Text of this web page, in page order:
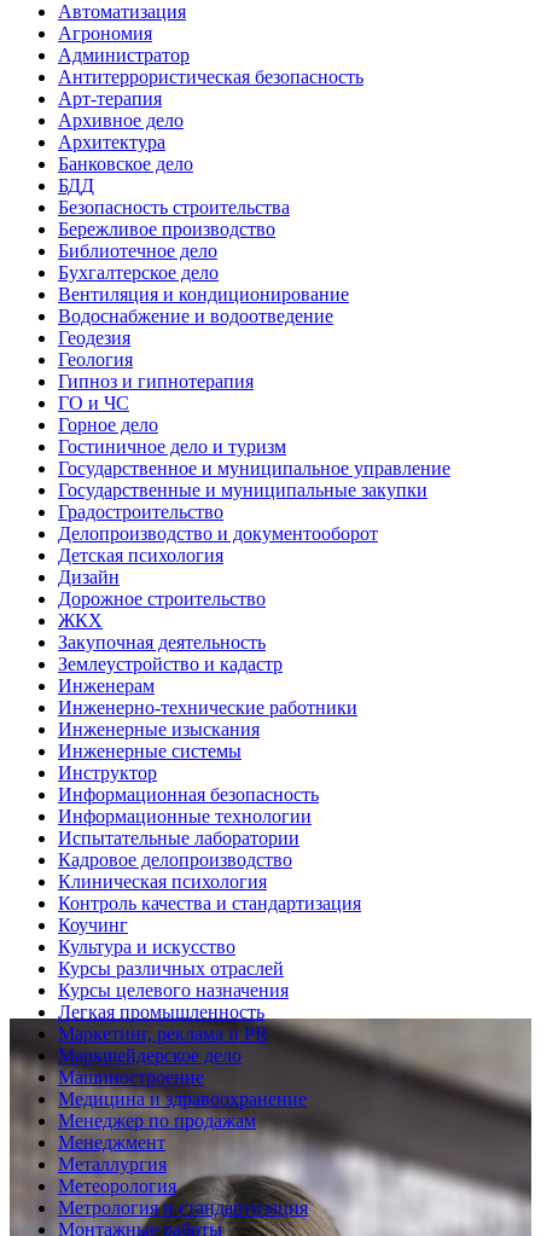
Автоматизация
Агрономия
Администратор
Антитеррористическая безопасность
Арт-терапия
Архивное дело
Архитектура
Банковское дело
БДД
Безопасность строительства
Бережливое производство
Библиотечное дело
Бухгалтерское дело
Вентиляция и кондиционирование
Водоснабжение и водоотведение
Геодезия
Геология
Гипноз и гипнотерапия
ГО и ЧС
Горное дело
Гостиничное дело и туризм
Государственное и муниципальное управление
Государственные и муниципальные закупки
Градостроительство
Делопроизводство и документооборот
Детская психология
Дизайн
Дорожное строительство
ЖКХ
Закупочная деятельность
Землеустройство и кадастр
Инженерам
Инженерно-технические работники
Инженерные изыскания
Инженерные системы
Инструктор
Информационная безопасность
Информационные технологии
Испытательные лаборатории
Кадровое делопроизводство
Клиническая психология
Контроль качества и стандартизация
Коучинг
Культура и искусство
Курсы различных отраслей
Курсы целевого назначения
Легкая промышленность
Маркетинг, реклама и PR
Маркшейдерское дело
Машиностроение
Медицина и здравоохранение
Менеджер по продажам
Менеджмент
Металлургия
Метеорология
Метрология и стандартизация
Монтажные работы